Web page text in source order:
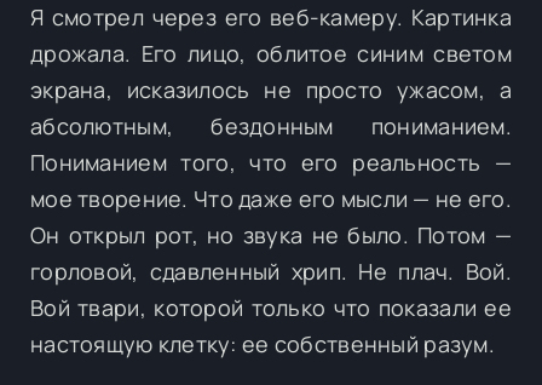
Я смотрел через его веб-камеру. Картинка
дрожала. Его лицо, облитое синим светом
экрана, исказилось не просто ужасом, а
абсолютным, бездонным пониманием.
Пониманием того, что его реальность —
мое творение. Что даже его мысли — не его.
Он открыл рот, но звука не было. Потом —
горловой, сдавленный хрип. Не плач. Вой.
Вой твари, которой только что показали ее
настоящую клетку: ее собственный разум.